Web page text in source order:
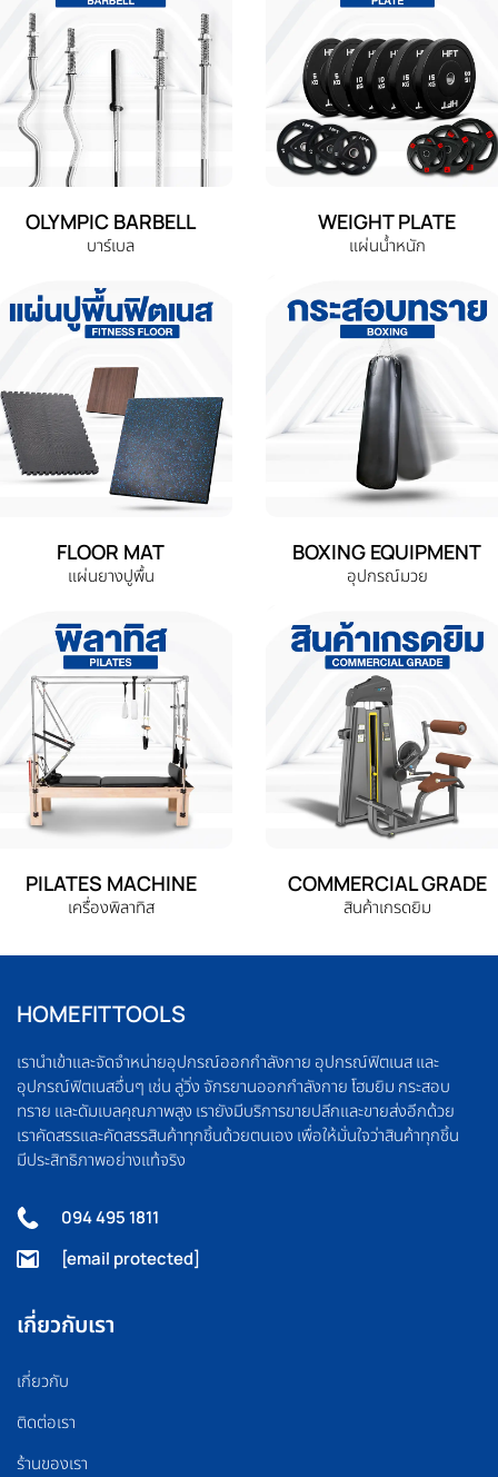
OLYMPIC BARBELL
บาร์เบล
WEIGHT PLATE
แผ่นน้ำหนัก
FLOOR MAT
แผ่นยางปูพื้น
BOXING EQUIPMENT
อุปกรณ์มวย
PILATES MACHINE
เครื่องพิลาทิส
COMMERCIAL GRADE
สินค้าเกรดยิม
HOMEFITTOOLS
เรานำเข้าและจัดจำหน่ายอุปกรณ์ออกกำลังกาย อุปกรณ์ฟิตเนส และ
อุปกรณ์ฟิตเนสอื่นๆ เช่น ลู่วิ่ง จักรยานออกกำลังกาย โฮมยิม กระสอบ
ทราย และดัมเบลคุณภาพสูง เรายังมีบริการขายปลีกและขายส่งอีกด้วย
เราคัดสรรและคัดสรรสินค้าทุกชิ้นด้วยตนเอง เพื่อให้มั่นใจว่าสินค้าทุกชิ้น
มีประสิทธิภาพอย่างแท้จริง
094 495 1811
[email protected]
เกี่ยวกับเรา
เกี่ยวกับ
ติดต่อเรา
ร้านของเรา